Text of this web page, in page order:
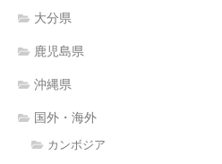
大分県
鹿児島県
沖縄県
国外・海外
カンボジア